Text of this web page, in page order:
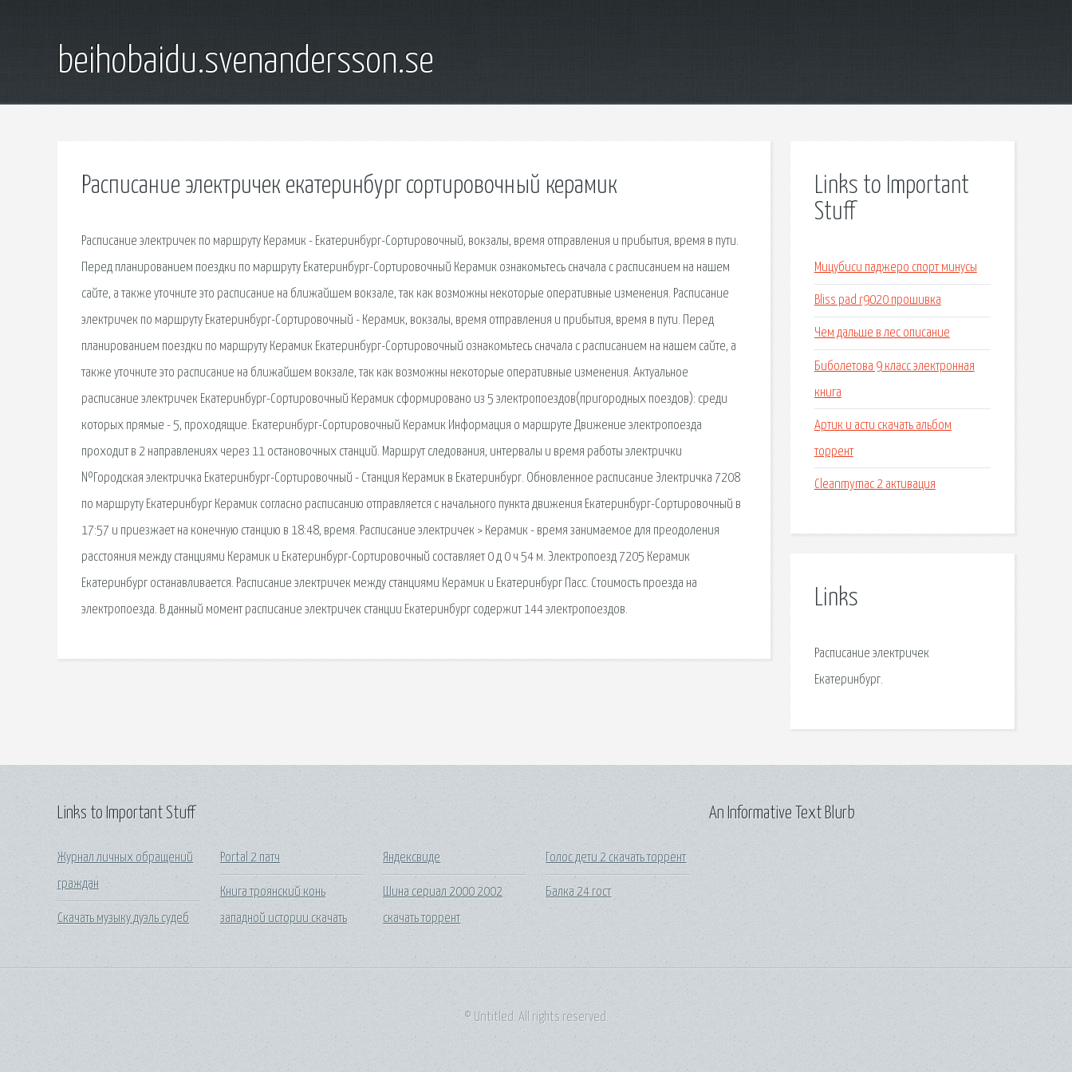
beihobaidu.svenandersson.se
Расписание электричек екатеринбург сортировочный керамик
Расписание электричек по маршруту Керамик - Екатеринбург-Сортировочный, вокзалы, время отправления и прибытия, время в пути.
Перед планированием поездки по маршруту Екатеринбург-Сортировочный Керамик ознакомьтесь сначала с расписанием на нашем
сайте, а также уточните это расписание на ближайшем вокзале, так как возможны некоторые оперативные изменения. Расписание
электричек по маршруту Екатеринбург-Сортировочный - Керамик, вокзалы, время отправления и прибытия, время в пути. Перед
планированием поездки по маршруту Керамик Екатеринбург-Сортировочный ознакомьтесь сначала с расписанием на нашем сайте, а
также уточните это расписание на ближайшем вокзале, так как возможны некоторые оперативные изменения. Актуальное
расписание электричек Екатеринбург-Сортировочный Керамик сформировано из 5 электропоездов(пригородных поездов): среди
которых прямые - 5, проходящие. Екатеринбург-Сортировочный Керамик Информация о маршруте Движение электропоезда
проходит в 2 направлениях через 11 остановочных станций. Маршрут следования, интервалы и время работы электрички
№Городская электричка Екатеринбург-Сортировочный - Станция Керамик в Екатеринбург. Обновленное расписание Электричка 7208
по маршруту Екатеринбург Керамик согласно расписанию отправляется с начального пункта движения Екатеринбург-Сортировочный в
17:57 и приезжает на конечную станцию в 18:48, время. Расписание электричек > Керамик - время занимаемое для преодоления
расстояния между станциями Керамик и Екатеринбург-Сортировочный составляет 0 д 0 ч 54 м. Электропоезд 7205 Керамик
Екатеринбург останавливается. Расписание электричек между станциями Керамик и Екатеринбург Пасс. Стоимость проезда на
электропоезда. В данный момент расписание электричек станции Екатеринбург содержит 144 электропоездов.
Links to Important
Stuff
Мицубиси паджеро спорт минусы
Bliss pad r9020 прошивка
Чем дальше в лес описание
Биболетова 9 класс электронная
книга
Артик и асти скачать альбом
торрент
Cleanmymac 2 активация
Links
Расписание электричек
Екатеринбург.
Links to Important Stuff
Журнал личных обращений
граждан
Скачать музыку дуэль судеб
Portal 2 патч
Книга троянский конь
западной истории скачать
Яндексвиде
Шина сериал 2000 2002
скачать торрент
Голос дети 2 скачать торрент
Балка 24 гост
An Informative Text Blurb
© Untitled. All rights reserved.